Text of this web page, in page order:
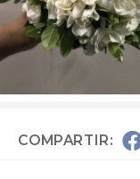
COMPARTIR: